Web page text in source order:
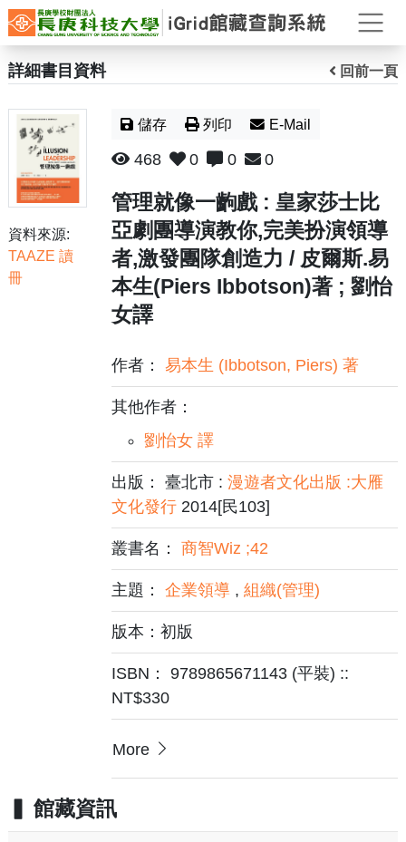
打
詳細書目資料 回前一頁
資料來源:
TAAZE 讀
冊
儲存 列印 E-Mail
468 0 0 0
管理就像一齣戲 : 皇家莎士比
亞劇團導演教你,完美扮演領導
者,激發團隊創造力 / 皮爾斯.易
本生(Piers Ibbotson)著 ; 劉怡
女譯
作者：易本生 (Ibbotson, Piers) 著
其他作者：
劉怡女 譯
出版： 臺北市 :漫遊者文化出版 :大雁
文化發行 2014[民103]
叢書名：商智Wiz ;42
主題：企業領導 ,組織(管理)
版本：初版
ISBN： 9789865671143 (平裝) ::
NT$330
More
館藏資訊